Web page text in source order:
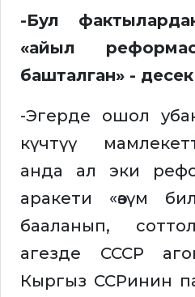
-Бул
«айыл
башталган» -
-Эгерде ошол
күчтүү
анда ал эки
аракети «өзүм
бааланып,
агезде СССР
Кыргыз ССРинин